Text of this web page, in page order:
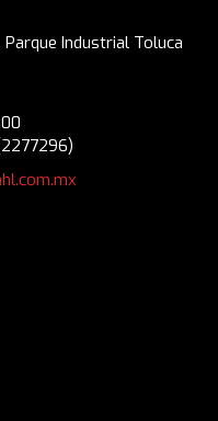
Parque Industrial Toluca